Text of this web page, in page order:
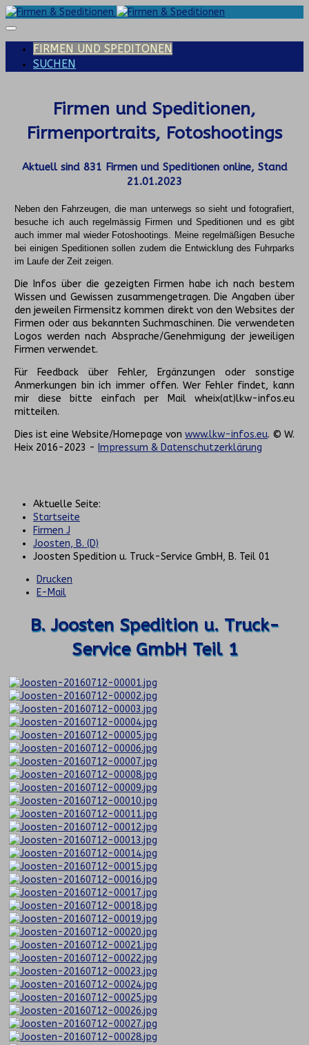
FIRMEN UND SPEDITONEN
SUCHEN
Firmen und Speditionen,
Firmenportraits, Fotoshootings
Aktuell sind 831 Firmen und Speditionen online, Stand
21.01.2023
Neben den Fahrzeugen, die man unterwegs so sieht und fotografiert,
besuche ich auch regelmässig Firmen und Speditionen und es gibt
auch immer mal wieder Fotoshootings. Meine regelmäßigen Besuche
bei einigen Speditionen sollen zudem die Entwicklung des Fuhrparks
im Laufe der Zeit zeigen.
Die Infos über die gezeigten Firmen habe ich nach bestem
Wissen und Gewissen zusammengetragen. Die Angaben über
den jeweilen Firmensitz kommen direkt von den Websites der
Firmen oder aus bekannten Suchmaschinen. Die verwendeten
Logos werden nach Absprache/Genehmigung der jeweiligen
Firmen verwendet.
Für Feedback über Fehler, Ergänzungen oder sonstige
Anmerkungen bin ich immer offen. Wer Fehler findet, kann
mir diese bitte einfach per Mail wheix(at)lkw-infos.eu
mitteilen.
Dies ist eine Website/Homepage von www.lkw-infos.eu. © W.
Heix 2016-2023 - Impressum & Datenschutzerklärung
Aktuelle Seite:
Startseite
Firmen J
Joosten, B. (D)
Joosten Spedition u. Truck-Service GmbH, B. Teil 01
Drucken
E-Mail
B. Joosten Spedition u. Truck-
Service GmbH Teil 1